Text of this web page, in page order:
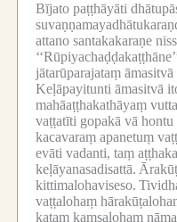
Bījato paṭṭhāyāti
attano santakakaraṇe
jātarūparajataṃ
Keḷāpayitunti āmasitvā
mahāaṭṭhakathāyaṃ
vaṭṭatīti gopakā vā
kacavaraṃ apanetuṃ
evāti vadanti, taṃ
keḷāyanasadisattā.
kittimalohaviseso.
vaṭṭalohaṃ
kataṃ kaṃsalohaṃ